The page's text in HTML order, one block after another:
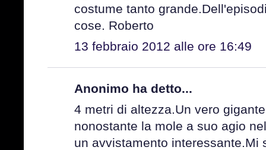
costume tanto
cose. Roberto
13 febbraio 2012 alle ore 16:49
Anonimo ha detto...
4 metri di altezza.Un vero
nonostante la mole a suo agio
un avvistamento interessante.Mi